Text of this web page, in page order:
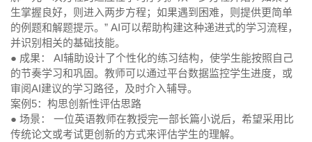
生掌握良好，则进入两步方程；如果遇到困难，则提供更简单
的例题和解题提示。” AI可以帮助构建这种递进式的学习流程，
并识别相关的基础技能。
● 成果：
AI辅助设计了个性化的练习结构，使学生能按照自己
的节奏学习和巩固。教师可以通过平台数据监控学生进度，或
审阅AI建议的学习路径，及时介入辅导。
案例5：构思创新性评估思路
● 场景：
一位英语教师在教授完一部长篇小说后，希望采用比
传统论文或考试更创新的方式来评估学生的理解。